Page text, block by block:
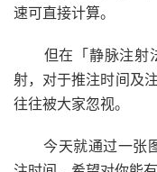
速可直接计算。
但在「静脉注射
射，对于推注时间及
往往被大家忽视。
今天就通过一张